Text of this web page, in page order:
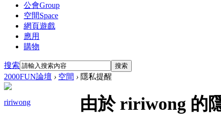
公會Group
空間Space
網頁遊戲
應用
購物
搜索 搜索
2000FUN論壇 › 空間 › 隱私提醒
ririwong 由於 ririwong 的